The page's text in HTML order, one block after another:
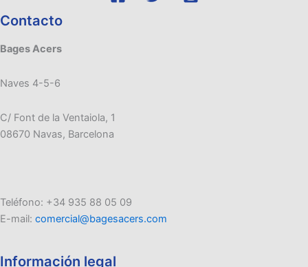
Contacto
Bages Acers
Naves 4-5-6
C/ Font de la Ventaiola, 1
08670 Navas, Barcelona
Teléfono: +34 935 88 05 09
E-mail: comercial@bagesacers.com
Información legal